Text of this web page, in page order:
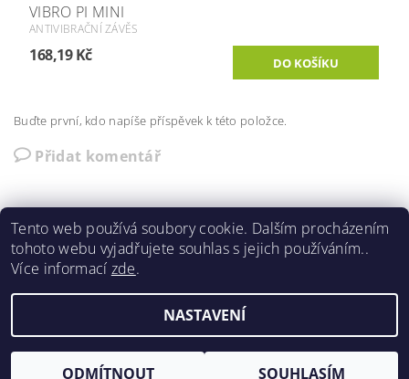
VIBRO PI MINI
ANTIVIBRAČNÍ ZÁVĚS
168,19 Kč
Buďte první, kdo napíše příspěvek k této položce.
Přidat komentář
Foukane-izolace-opava.cz | ito.cz
, všechna práva vyhrazenaUpravit nastavení cookies
Vytvořil Shoptet
Tento web používá soubory cookie. Dalším procházením
tohoto webu vyjadřujete souhlas s jejich používáním..
Více informací zde.
NASTAVENÍ
ODMÍTNOUT SOUHLASÍM